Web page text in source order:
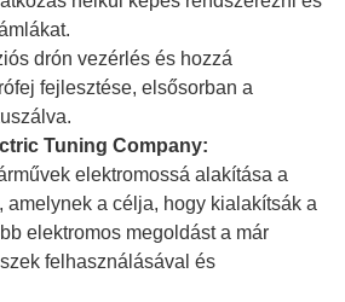
drón vezérlés és hozzá
fejlesztése, elsősorban a
Tuning Company:
elektromossá alakítása a
amelynek a célja, hogy kialakítsák a
elektromos megoldást a már
felhasználásával és